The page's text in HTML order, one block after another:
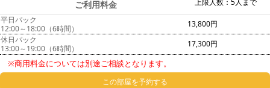
上限人数：5人まで
ご利用料金
平日パック
12:00～18:00（6時間）
13,800円
休日パック
13:00～19:00（6時間）
17,300円
※商用料金については別途ご相談となります。
この部屋を予約する